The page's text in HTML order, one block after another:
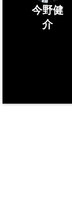
今野健
介